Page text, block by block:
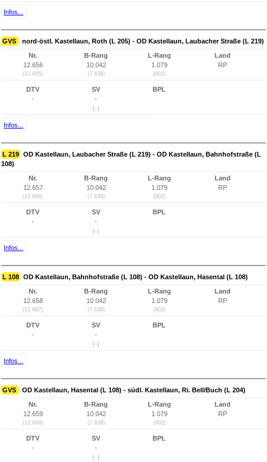
Infos...
GVS nord-östl. Kastellaun, Roth (L 205) - OD Kastellaun, Laubacher Straße (L 219)
Nr.
12.656
(12.665)
B-Rang
10.042
(7.638)
L-Rang
1.079
(902)
Land
RP
DTV
-
SV
-
(-)
BPL
Infos...
L 219 OD Kastellaun, Laubacher Straße (L 219) - OD Kastellaun, Bahnhofstraße (L
108)
Nr.
12.657
(12.666)
B-Rang
10.042
(7.638)
L-Rang
1.079
(902)
Land
RP
DTV
-
SV
-
(-)
BPL
Infos...
L 108 OD Kastellaun, Bahnhofstraße (L 108) - OD Kastellaun, Hasental (L 108)
Nr.
12.658
(12.667)
B-Rang
10.042
(7.638)
L-Rang
1.079
(902)
Land
RP
DTV
-
SV
-
(-)
BPL
Infos...
GVS OD Kastellaun, Hasental (L 108) - südl. Kastellaun, Ri. Bell/Buch (L 204)
Nr.
12.659
(12.668)
B-Rang
10.042
(7.638)
L-Rang
1.079
(902)
Land
RP
DTV
-
SV
-
(-)
BPL